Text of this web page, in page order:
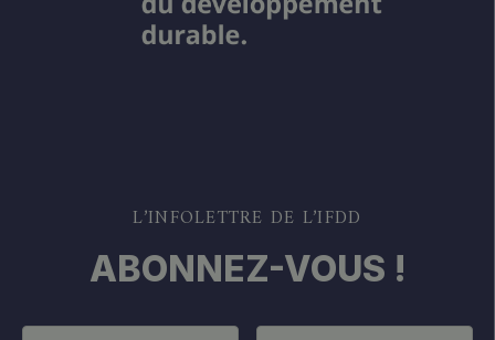
L’INFOLETTRE DE L’IFDD
ABONNEZ-VOUS !